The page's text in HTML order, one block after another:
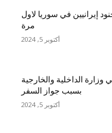
إيرانيين في سوريا لاول
مرة
أكتوبر 5, 2024
الداخلية والخارجية
بسبب جواز السفر
أكتوبر 5, 2024